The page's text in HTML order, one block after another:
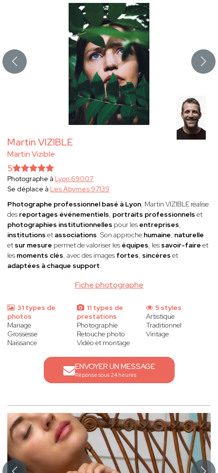
Martin VIZIBLE
Martin Vizible
Fiche photographe
5
Photographe à Lyon 69007
Se déplace à Les Abymes 97139
Photographe professionnel basé à Lyon, Martin VIZIBLE réalise
des reportages événementiels, portraits professionnels et
photographies institutionnelles pour les entreprises,
institutions et associations. Son approche humaine, naturelle
et sur mesure permet de valoriser les équipes, les savoir-faire et
les moments clés, avec des images fortes, sincères et
adaptées à chaque support.
31 types de
photos
Mariage
Grossesse
Naissance
11 types de
prestations
Photographie
Retouche photo
Vidéo et montage
5 styles
Artistique
Traditionnel
Vintage
ENVOYER UN MESSAGE
Réponse sous 24 heures